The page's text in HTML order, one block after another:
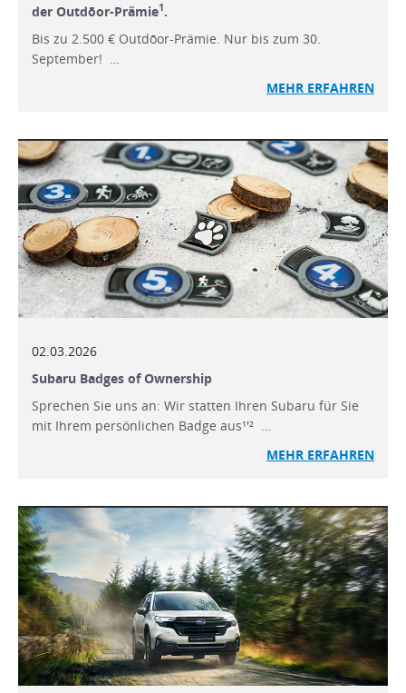
der Outdōor-Prämie1.
Bis zu 2.500 € Outdōor-Prämie. Nur bis zum 30.
September! …
MEHR ERFAHREN
02.03.2026
Subaru Badges of Ownership
Sprechen Sie uns an: Wir statten Ihren Subaru für Sie
mit Ihrem persönlichen Badge aus¹'² …
MEHR ERFAHREN